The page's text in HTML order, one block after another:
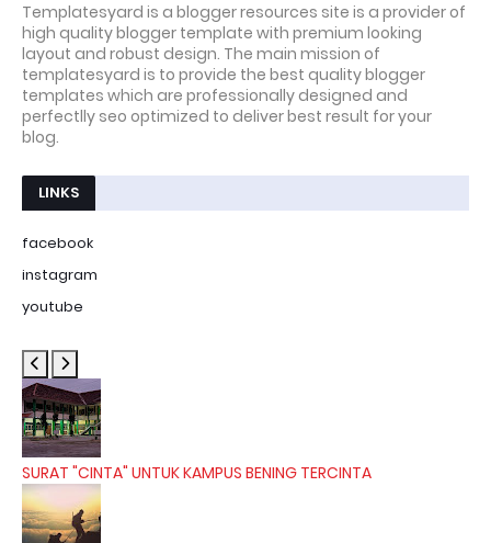
Templatesyard is a blogger resources site is a provider of
high quality blogger template with premium looking
layout and robust design. The main mission of
templatesyard is to provide the best quality blogger
templates which are professionally designed and
perfectlly seo optimized to deliver best result for your
blog.
LINKS
facebook
instagram
youtube
SURAT "CINTA" UNTUK KAMPUS BENING TERCINTA